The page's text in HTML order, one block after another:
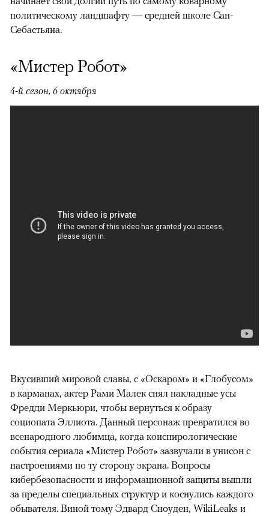
политическому ландшафту — средней школе Сан-
Себастьяна.
«Мистер Робот»
4-й сезон, 6 октября
Вкусивший мировой славы, с «Оскаром» и «Глобусом»
в карманах, актер Рами Малек снял накладные усы
Фредди Меркьюри, чтобы вернуться к образу
социопата Эллиота. Данный персонаж превратился во
всенародного любимца, когда конспирологические
события сериала «Мистер Робот» зазвучали в унисон с
настроениями по ту сторону экрана. Вопросы
кибербезопасности и информационной защиты вышли
за пределы специальных структур и коснулись каждого
обывателя. Виной тому Эдвард Сноуден, WikiLeaks и